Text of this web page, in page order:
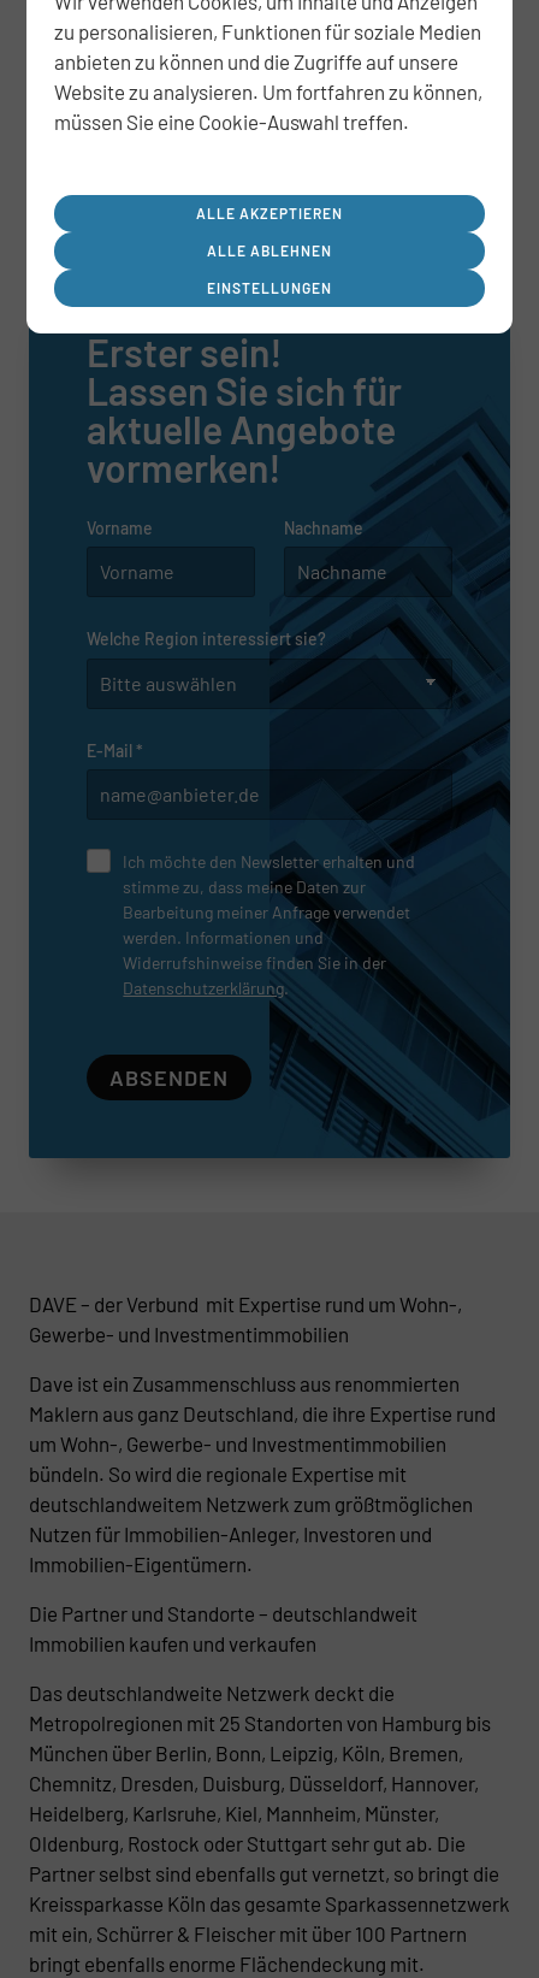
Grundstück mit
Baugenehmigung auf der Insel
Eiswerder in Berlin-Spandau
JETZT ANSEHEN
Erster sein!
Lassen Sie sich für
aktuelle Angebote
vormerken!
Vorname Nachname
Welche Region interessiert sie?
E-Mail*
Ich möchte den Newsletter erhalten und
stimme zu, dass meine Daten zur
Bearbeitung meiner Anfrage verwendet
werden. Informationen und
Widerrufshinweise finden Sie in der
Datenschutzerklärung.
ABSENDEN
DAVE – der Verbund mit Expertise rund um Wohn-,
Gewerbe- und Investmentimmobilien
Dave ist ein Zusammenschluss aus renommierten
Maklern aus ganz Deutschland, die ihre Expertise rund
um Wohn-, Gewerbe- und Investmentimmobilien
bündeln. So wird die regionale Expertise mit
deutschlandweitem Netzwerk zum größtmöglichen
Nutzen für Immobilien-Anleger, Investoren und
Immobilien-Eigentümern.
Die Partner und Standorte – deutschlandweit
Immobilien kaufen und verkaufen
Das deutschlandweite Netzwerk deckt die
Metropolregionen mit 25 Standorten von Hamburg bis
München über Berlin, Bonn, Leipzig, Köln, Bremen,
Chemnitz, Dresden, Duisburg, Düsseldorf, Hannover,
Heidelberg, Karlsruhe, Kiel, Mannheim, Münster,
Oldenburg, Rostock oder Stuttgart sehr gut ab. Die
Partner selbst sind ebenfalls gut vernetzt, so bringt die
Kreissparkasse Köln das gesamte Sparkassennetzwerk
mit ein, Schürrer & Fleischer mit über 100 Partnern
bringt ebenfalls enorme Flächendeckung mit.
zu personalisieren, Funktionen für soziale Medien
anbieten zu können und die Zugriffe auf unsere
Website zu analysieren. Um fortfahren zu können,
müssen Sie eine Cookie-Auswahl treffen.
EINSTELLUNGEN
ALLE ABLEHNEN
ALLE AKZEPTIEREN